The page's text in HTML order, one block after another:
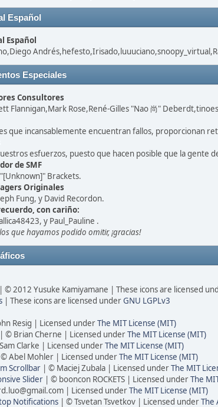
Español
Español
Especiales
Consultores
Flannigan,Mark Rose,René-Gilles "Nao 尚"
que incansablemente encuentran fallos, proporcionan
esfuerzos, puesto que hacen posible que la gente
de SMF
Brackets.
Originales
Fung, y David Recordon.
con cariño:
y Paul_Pauline .
que hayamos podido omitir, ¡gracias!
| © 2012 Yusuke Kamiyamane | These icons are licensed
| These icons are licensed underGNU LGPLv3
Resig | Licensed underThe MIT License (MIT)
| © Brian Cherne | Licensed underThe MIT License (MIT)
Clarke | Licensed underThe MIT License (MIT)
Abel Mohler | Licensed underThe MIT License (MIT)
Scrollbar | © Maciej Zubala | Licensed underThe MIT
Slider | © booncon ROCKETS | Licensed underThe
| Licensed underThe MIT License (MIT)
Notifications | © Tsvetan Tsvetkov | Licensed underThe